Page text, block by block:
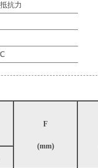
抗力
F
(mm)